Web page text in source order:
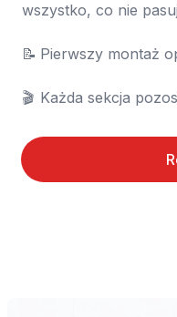
wszystko, co nie
📝	Pierwszy montaż oparty na scenariuszu
🎬	Każda sekcja